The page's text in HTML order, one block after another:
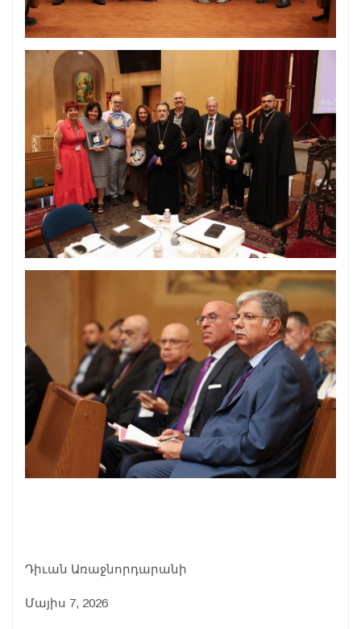
Դիւան Առաջնորդարանի
Մայիս 7, 2026